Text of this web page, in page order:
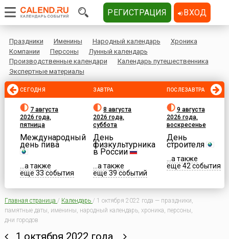
Праздники Именины Народный календарь
Хроника
Компании
Персоны
Лунный календарь
Производственные календари
Календарь путешественника
Экспертные материалы
СЕГОДНЯ
7 августа
2026 года,
пятница
Международный
день пива
...а также
еще 33 события
ЗАВТРА
8 августа
2026 года,
суббота
День
физкультурника
в России
...а также
еще 39 событий
ПОСЛЕЗАВТРА
9 августа
2026 года,
воскресенье
День
строителя
...а также
еще 42 события
Главная страница / Календарь / 1 октября 2022 года — праздники,
памятные даты, именины, народный календарь, хроника, персоны,
дни городов
1 октября 2022 года
РЕГИСТРАЦИЯ ВХОД